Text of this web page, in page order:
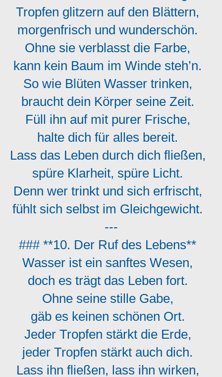
Tropfen glitzern auf den Blättern,
morgenfrisch und wunderschön.
Ohne sie verblasst die Farbe,
kann kein Baum im Winde steh’n.
So wie Blüten Wasser trinken,
braucht dein Körper seine Zeit.
Füll ihn auf mit purer Frische,
halte dich für alles bereit.
Lass das Leben durch dich fließen,
spüre Klarheit, spüre Licht.
Denn wer trinkt und sich erfrischt,
fühlt sich selbst im Gleichgewicht.
---
### **10. Der Ruf des Lebens**
Wasser ist ein sanftes Wesen,
doch es trägt das Leben fort.
Ohne seine stille Gabe,
gäb es keinen schönen Ort.
Jeder Tropfen stärkt die Erde,
jeder Tropfen stärkt auch dich.
Lass ihn fließen, lass ihn wirken,